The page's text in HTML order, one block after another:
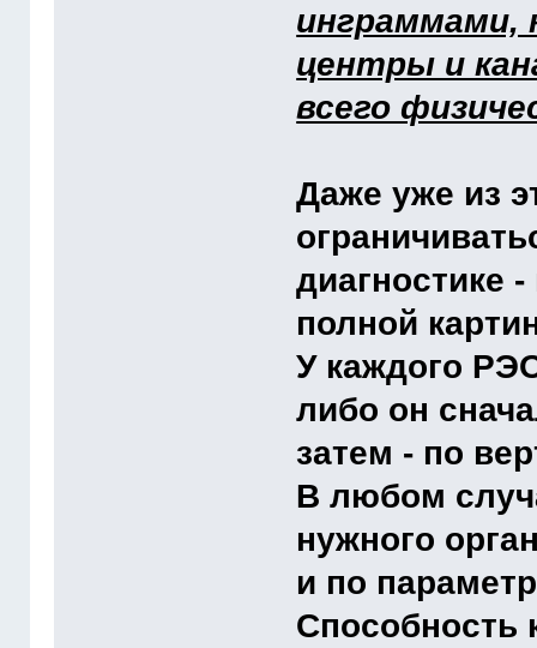
инграммами,
центры и
всего
Даже уже из
диагностике -
полной
У каждого
либо он
затем - по
В любом
нужного
и по
Способность